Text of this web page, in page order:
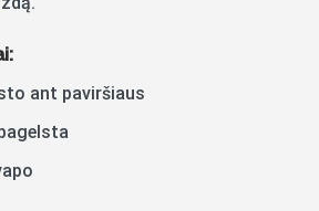
ant paviršiaus